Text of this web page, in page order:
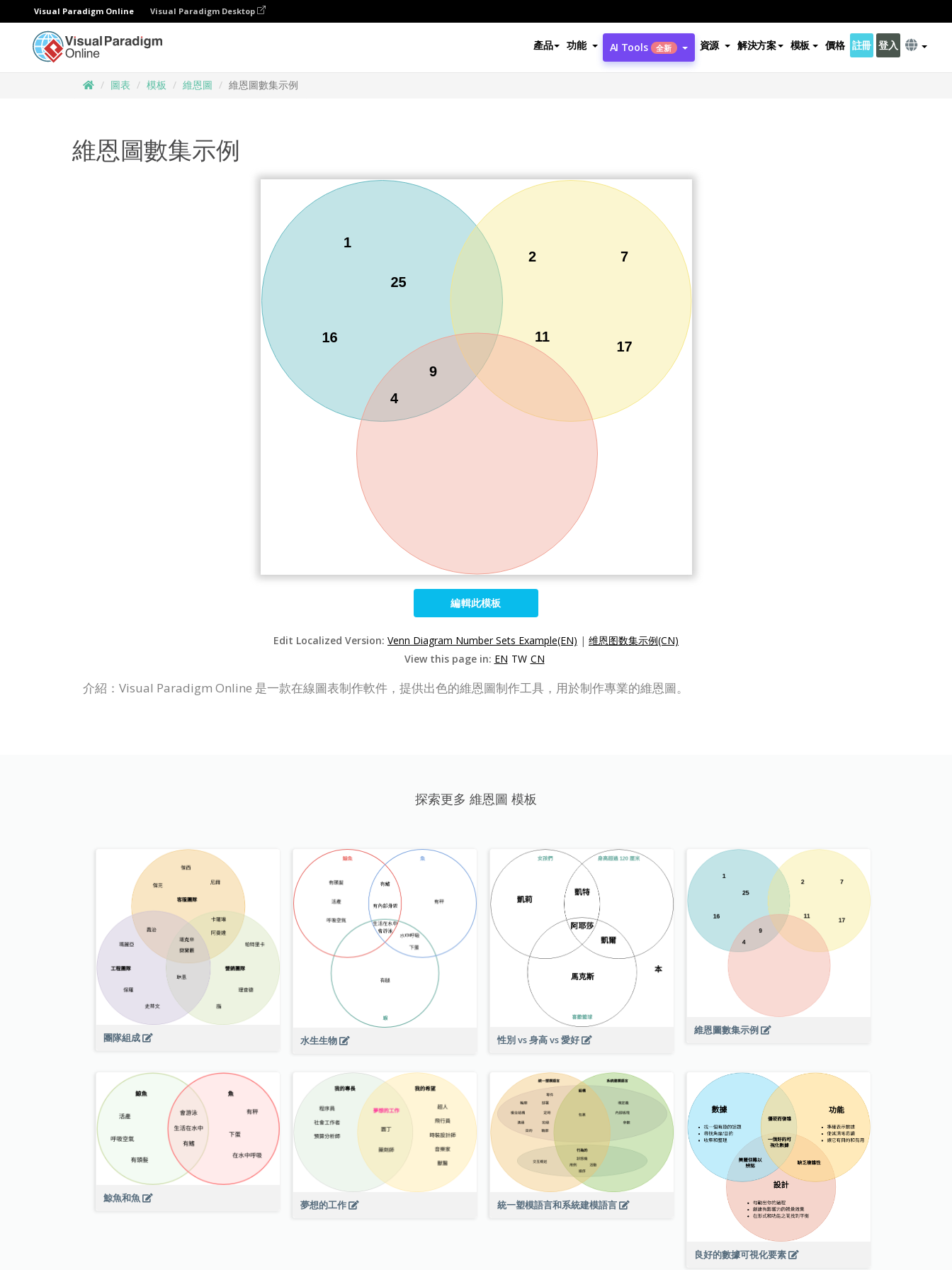
Visual Paradigm Online Visual Paradigm Desktop
產品 功能 AI Tools 全新 資源 解決方案 模板 價格 註冊 登入
圖表 模板 維恩圖 維恩圖數集示例
維恩圖數集示例
編輯此模板
Edit Localized Version: Venn Diagram Number Sets Example(EN) | 维恩图数集示例(CN)
View this page in: EN TW CN
介紹：Visual Paradigm Online 是一款在線圖表制作軟件，提供出色的維恩圖制作工具，用於制作專業的維恩圖。
探索更多 維恩圖 模板
團隊組成 水生生物 性別 vs 身高 vs 愛好
維恩圖數集示例
鯨魚和魚
夢想的工作 統一塑模語言和系統建模語言
良好的數據可視化要素